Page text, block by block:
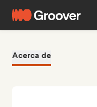
Acerca de